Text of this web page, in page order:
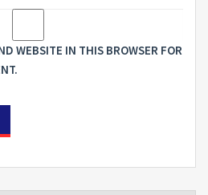
WEBSITE IN THIS BROWSER FOR